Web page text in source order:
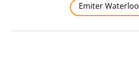
Emiter Waterloo